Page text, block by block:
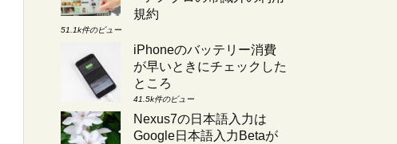
規約
51.1k件のビュー
iPhoneのバッテリー消費
が早いときにチェックした
ところ
41.5k件のビュー
Nexus7の日本語入力は
Google日本語入力Betaが